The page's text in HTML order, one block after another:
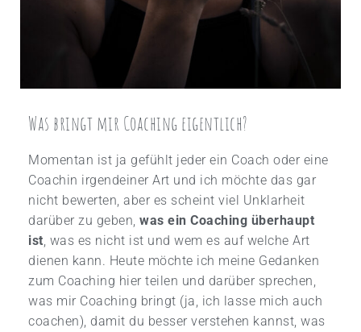
Was bringt mir Coaching eigentlich?
Momentan ist ja gefühlt jeder ein Coach oder eine
Coachin irgendeiner Art und ich möchte das gar
nicht bewerten, aber es scheint viel Unklarheit
darüber zu geben, was ein Coaching überhaupt
ist , was es nicht ist und wem es auf welche Art
dienen kann. Heute möchte ich meine Gedanken
zum Coaching hier teilen und darüber sprechen,
was mir Coaching bringt (ja, ich lasse mich auch
coachen), damit du besser verstehen kannst, was